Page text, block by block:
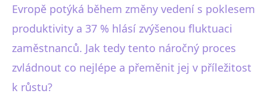
Evropě potýká během změny vedení s poklesem
produktivity a 37 % hlásí zvýšenou fluktuaci
zaměstnanců. Jak tedy tento náročný proces
zvládnout co nejlépe a přeměnit jej v příležitost
k růstu?